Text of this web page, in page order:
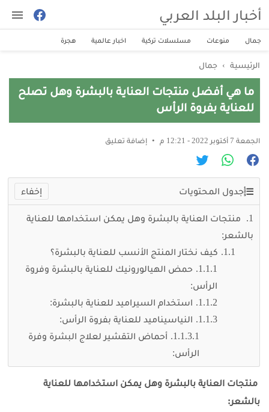
أخبار البلد العربي
جمال منوعات مسلسلات تركية اخبار عالمية هجرة
الرئيسية › جمال
ما هي أفضل منتجات العناية بالبشرة وهل تصلح
للعناية بفروة الرأس
الجمعة 7 أكتوبر 2022 - 12:21 م إضافة تعليق
جدول المحتويات
منتجات العناية بالبشرة وهل يمكن استخدامها للعناية
بالشعر:
كيف نختار المنتج الأنسب للعناية بالبشرة؟
حمض الهيالورونيك للعناية بالبشرة وفروة
الرأس:
استخدام السيراميد للعناية بالبشرة:
النياسيناميد للعناية بفروة الرأس:
أحماض التقشير لعلاج البشرة وفرة
الرأس:
منتجات العناية بالبشرة وهل يمكن استخدامها للعناية
بالشعر: